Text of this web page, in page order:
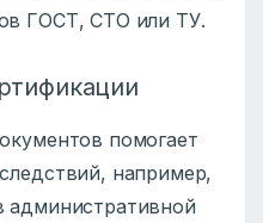
ГОСТ, СТО или ТУ.
помогает
например,
административной